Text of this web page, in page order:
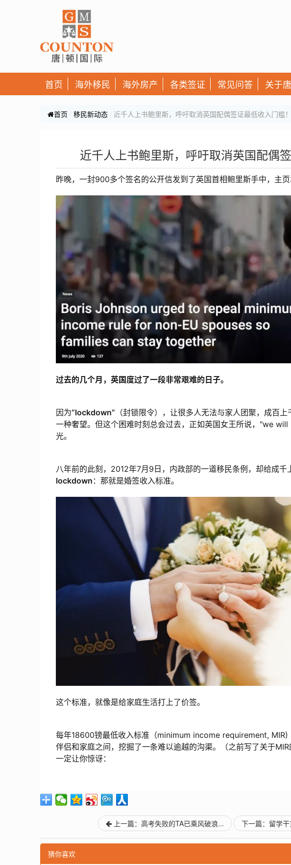
首页 海外移民 海外房产 各类签证 常见问答 关于
首页 移民新动态 近千人上书鲍里斯，呼吁取消英国配偶签证最低收入门槛！
近千人上书鲍里斯，呼吁取消英国配偶
昨晚，一封900多个签名的公开信发到了英国首相鲍里斯手中，主页
过去的几个月，英国度过了一段非常艰难的日子。
因为“lockdown” （封锁限令），让很多人无法与家人团聚，成百
一种奢望。但这个困难时刻总会过去，正如英国女王所说，"we
光。
八年前的此刻，2012年7月9日，内政部的一道移民条例，却给成千
lockdown ：那就是婚签收入标准。
这个标准，就像是给家庭生活打上了价签。
每年18600镑最低收入标准（minimum income requirement, MIR)
伴侣和家庭之间，挖掘了一条难以逾越的沟渠。（之前写了关于
一定让你惊讶：
上一篇：高考失败的TA已乘风破浪... 下一篇：留学
猜你喜欢